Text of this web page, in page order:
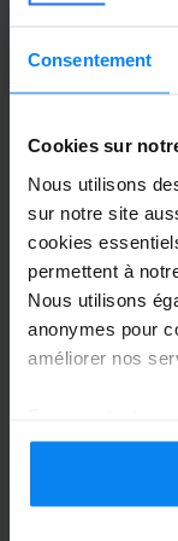
Consentement
Cookies sur
Nous utilisons
sur notre site
cookies
permettent à
Nous utilisons
anonymes pour
améliorer nos
conformément
mais vous
moment. Pour
le chargement et
Ich
Voiturier extérieur
Anonym
Garé du 25/07/